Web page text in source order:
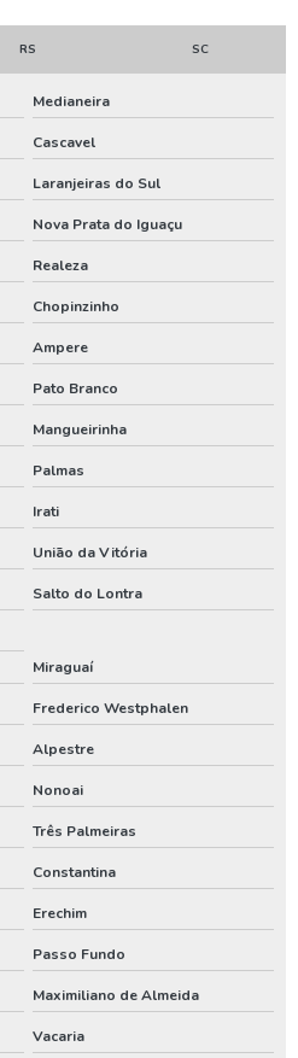
artesianos
tubulares
artesiano
artesiano
RS SC
Medianeira
Cascavel
Laranjeiras do Sul
Nova Prata do Iguaçu
Realeza
Chopinzinho
Ampere
Pato Branco
Mangueirinha
Palmas
Irati
União da Vitória
Salto do Lontra
Miraguaí
Frederico Westphalen
Alpestre
Nonoai
Três Palmeiras
Constantina
Erechim
Passo Fundo
Maximiliano de Almeida
Vacaria